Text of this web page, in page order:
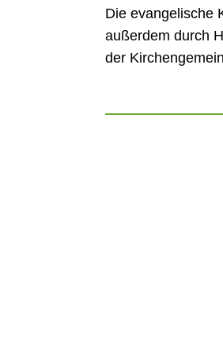
Die evangelische
außerdem durch
der